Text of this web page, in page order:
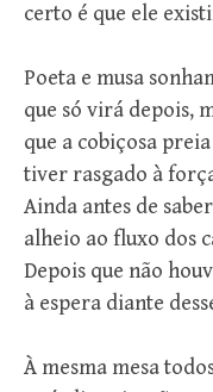
certo é que ele
Poeta e musa
que só virá depois,
que a cobiçosa
tiver rasgado à
Ainda antes de
alheio ao fluxo dos
Depois que não
à espera diante
À mesma mesa